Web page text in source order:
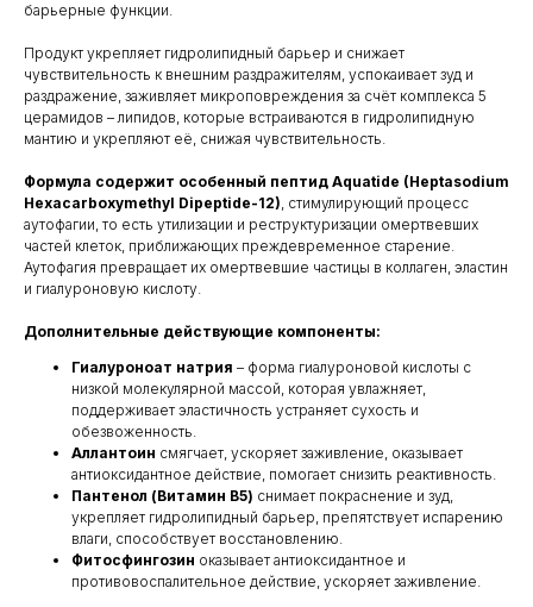
барьерные функции.
Продукт укрепляет гидролипидный барьер и снижает
чувствительность к внешним раздражителям, успокаивает зуд и
раздражение, заживляет микроповреждения за счёт комплекса 5
церамидов – липидов, которые встраиваются в гидролипидную
мантию и укрепляют её, снижая чувствительность.
Формула содержит особенный пептид Aquatide (Heptasodium
Hexacarboxymethyl Dipeptide-12), стимулирующий процесс
аутофагии, то есть утилизации и реструктуризации омертвевших
частей клеток, приближающих преждевременное старение.
Аутофагия превращает их омертвевшие частицы в коллаген, эластин
и гиалуроновую кислоту.
Дополнительные действующие компоненты:
Гиалуроноат натрия – форма гиалуроновой кислоты с
низкой молекулярной массой, которая увлажняет,
поддерживает эластичность устраняет сухость и
обезвоженность.
Аллантоин смягчает, ускоряет заживление, оказывает
антиоксидантное действие, помогает снизить реактивность.
Пантенол (Витамин B5) снимает покраснение и зуд,
укрепляет гидролипидный барьер, препятствует испарению
влаги, способствует восстановлению.
Фитосфингозин оказывает антиоксидантное и
противовоспалительное действие, ускоряет заживление.